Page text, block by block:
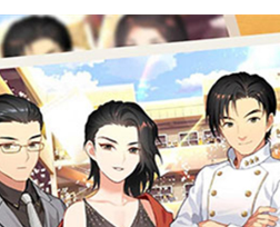
的图鉴数量决定，例如第一代通
鉴（如“天王巨星”“首富”）则提
、想象力等核心属性，例如初中
需控制压力值避免心理阴影，例